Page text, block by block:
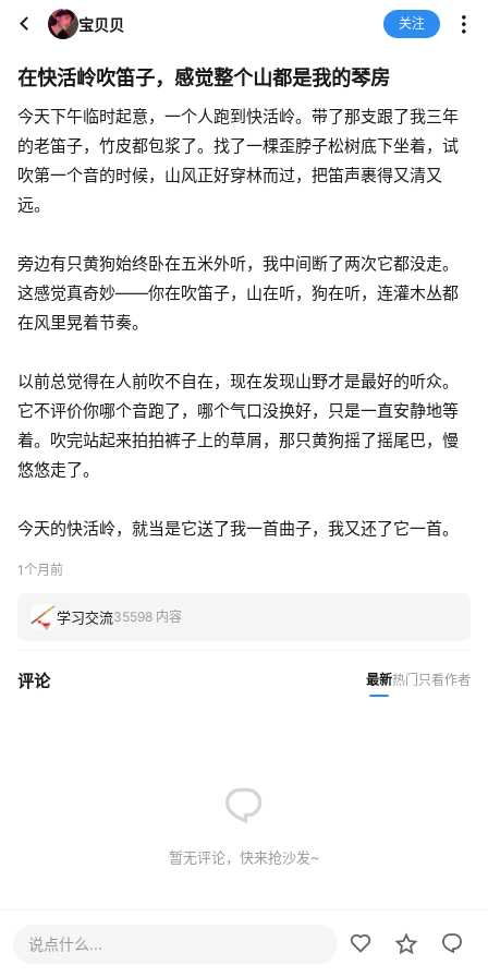
宝贝贝 关注
在快活岭吹笛子，感觉整个山都是我的琴房
今天下午临时起意，一个人跑到快活岭。带了那支跟了我三年
的老笛子，竹皮都包浆了。找了一棵歪脖子松树底下坐着，试
吹第一个音的时候，山风正好穿林而过，把笛声裹得又清又
远。
旁边有只黄狗始终卧在五米外听，我中间断了两次它都没走。
这感觉真奇妙——你在吹笛子，山在听，狗在听，连灌木丛都
在风里晃着节奏。
以前总觉得在人前吹不自在，现在发现山野才是最好的听众。
它不评价你哪个音跑了，哪个气口没换好，只是一直安静地等
着。吹完站起来拍拍裤子上的草屑，那只黄狗摇了摇尾巴，慢
悠悠走了。
今天的快活岭，就当是它送了我一首曲子，我又还了它一首。
1个月前
学习交流35598 内容
评论 最新热门 只看作者
暂无评论，快来抢沙发~
说点什么...